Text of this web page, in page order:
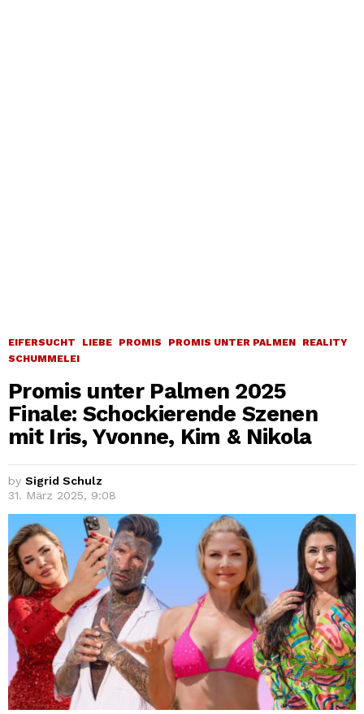
EIFERSUCHT LIEBE PROMIS PROMIS UNTER PALMEN
REALITY
SCHUMMELEI
Promis unter Palmen 2025
Finale: Schockierende Szenen
mit Iris, Yvonne, Kim & Nikola
by Sigrid Schulz
31. März 2025, 9:08